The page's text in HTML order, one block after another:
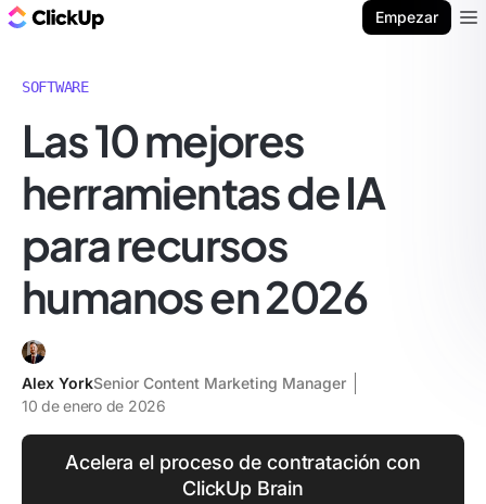
Empezar
SOFTWARE
Las 10 mejores
herramientas de IA
para recursos
humanos en 2026
Alex YorkSenior Content Marketing Manager
10 de enero de 2026
Acelera el proceso de contratación con
ClickUp Brain